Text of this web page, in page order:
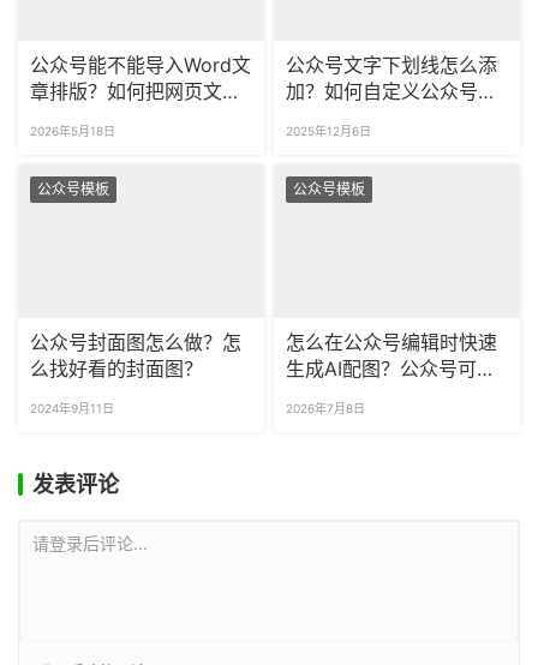
公众号能不能导入Word文
章排版？如何把网页文档
2026年5月18日
公众号文字下划线怎么添
加？如何自定义公众号的
2025年12月6日
公众号模板
公众号封面图怎么做？怎
么找好看的封面图？
2024年9月11日
公众号模板
怎么在公众号编辑时快速
生成AI配图？公众号可商
2026年7月8日
发表评论
请登录后评论...